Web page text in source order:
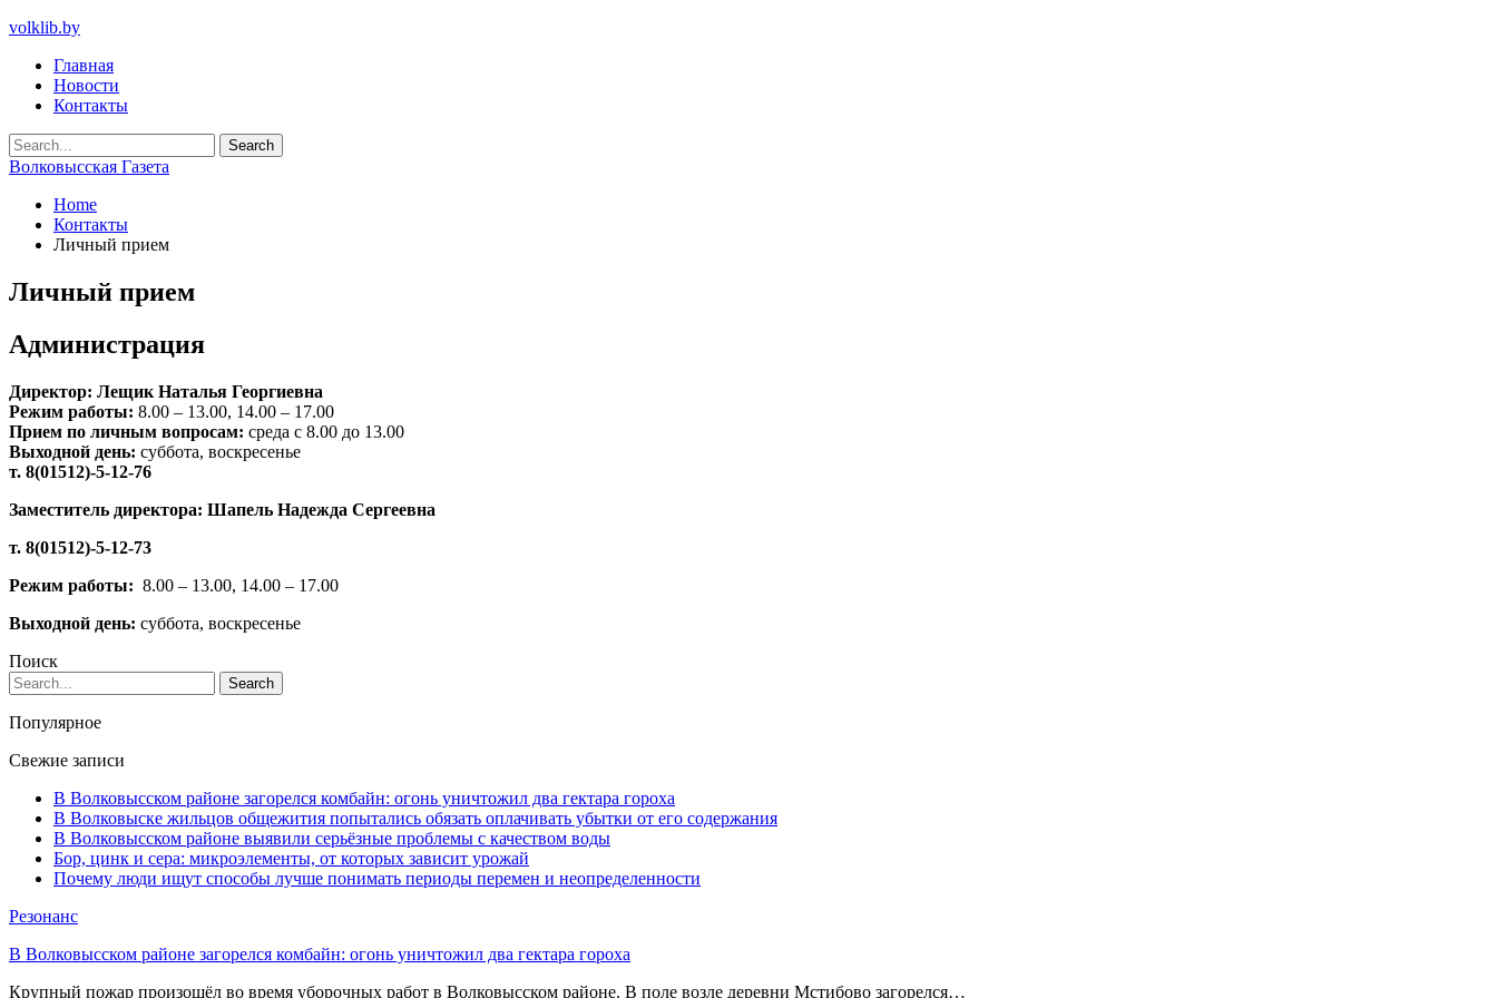
volklib.by
Главная
Новости
Контакты
Волковысская Газета
Home
Контакты
Личный прием
Личный прием
Администрация
Директор: Лещик Наталья Георгиевна
Режим работы: 8.00 – 13.00, 14.00 – 17.00
Прием по личным вопросам: среда с 8.00 до 13.00
Выходной день: суббота, воскресенье
т. 8(01512)-5-12-76
Заместитель директора: Шапель Надежда Сергеевна
т. 8(01512)-5-12-73
Режим работы: 8.00 – 13.00, 14.00 – 17.00
Выходной день: суббота, воскресенье
Поиск
Популярное
Свежие записи
В Волковысском районе загорелся комбайн: огонь уничтожил два гектара гороха
В Волковыске жильцов общежития попытались обязать оплачивать убытки от его содержания
В Волковысском районе выявили серьёзные проблемы с качеством воды
Бор, цинк и сера: микроэлементы, от которых зависит урожай
Почему люди ищут способы лучше понимать периоды перемен и неопределенности
Резонанс
В Волковысском районе загорелся комбайн: огонь уничтожил два гектара гороха
Крупный пожар произошёл во время уборочных работ в Волковысском районе. В поле возле деревни Мстибово загорелся…